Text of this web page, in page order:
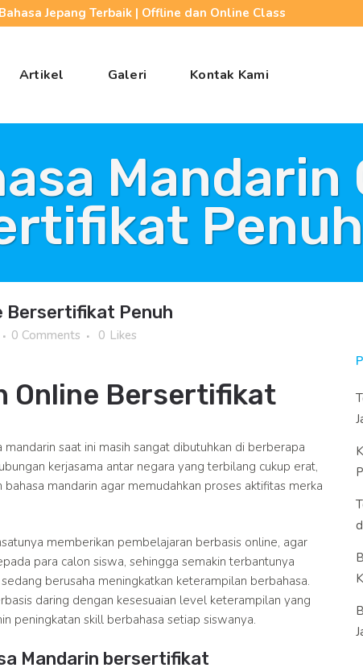
Jepang Terbaik | Offline dan Online Class
Artikel Galeri Kontak Kami
Mandarin
Penuh
Bersertifikat Penuh
0 Comments 0 Likes
Online Bersertifikat
saat ini masih sangat dibutuhkan di berberapa
kerjasama antar negara yang terbilang cukup erat,
mandarin agar memudahkan proses aktifitas merka
memberikan pembelajaran berbasis online, agar
para calon siswa, sehingga semakin terbantunya
berusaha meningkatkan keterampilan berbahasa.
daring dengan kesesuaian level keterampilan yang
peningkatan skill berbahasa setiap siswanya.
Mandarin bersertifikat